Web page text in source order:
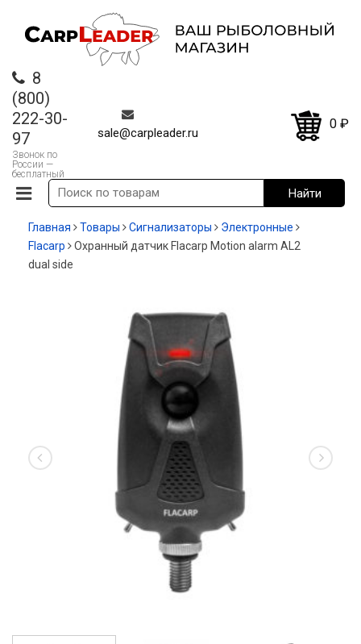
8
(800)
222-30-
97
Звонок по
России —
бесплатный
sale@carpleader.ru
0 ₽
Главная Товары Сигнализаторы
Электронные
Flacarp
Охранный датчик Flacarp Motion alarm AL2
dual side